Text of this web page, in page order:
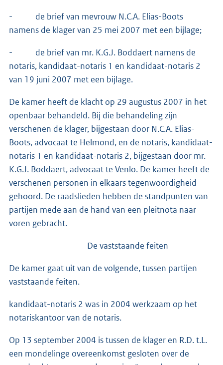
- de brief van mevrouw N.C.A. Elias-Boots
namens de klager van 25 mei 2007 met een bijlage;
- de brief van mr. K.G.J. Boddaert namens de
notaris, kandidaat-notaris 1 en kandidaat-notaris 2
van 19 juni 2007 met een bijlage.
De kamer heeft de klacht op 29 augustus 2007 in het
openbaar behandeld. Bij die behandeling zijn
verschenen de klager, bijgestaan door N.C.A. Elias-
Boots, advocaat te Helmond, en de notaris, kandidaat-
notaris 1 en kandidaat-notaris 2, bijgestaan door mr.
K.G.J. Boddaert, advocaat te Venlo. De kamer heeft de
verschenen personen in elkaars tegenwoordigheid
gehoord. De raadslieden hebben de standpunten van
partijen mede aan de hand van een pleitnota naar
voren gebracht.
De vaststaande feiten
De kamer gaat uit van de volgende, tussen partijen
vaststaande feiten.
kandidaat-notaris 2 was in 2004 werkzaam op het
notariskantoor van de notaris.
Op 13 september 2004 is tussen de klager en R.D. t.L.
een mondelinge overeenkomst gesloten over de